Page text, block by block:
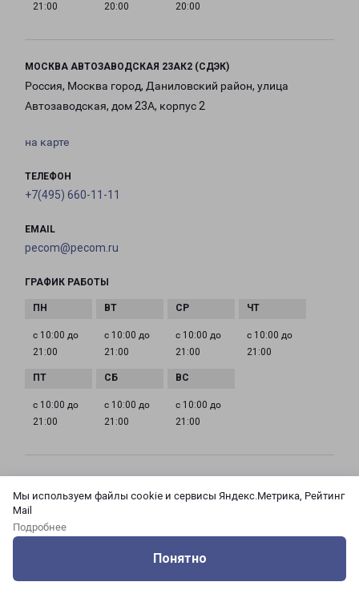
Мы используем файлы cookie и сервисы Яндекс.Метрика, Рейтинг
Mail
Подробнее
Понятно
21:00
20:00
20:00
МОСКВА АВТОЗАВОДСКАЯ 23АК2 (СДЭК)
Россия, Москва город, Даниловский район, улица
Автозаводская, дом 23А, корпус 2
на карте
ТЕЛЕФОН
+7(495) 660-11-11
EMAIL
pecom@pecom.ru
ГРАФИК РАБОТЫ
с 10:00 до
21:00
с 10:00 до
21:00
с 10:00 до
21:00
с 10:00 до
21:00
с 10:00 до
21:00
с 10:00 до
21:00
с 10:00 до
21:00
Россия, Москва город, Зюзино район, улица
Азовская, дом 24, корпус 3